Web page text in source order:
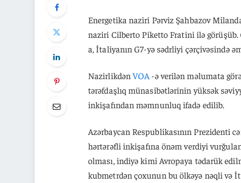
Energetika naziri Pərviz Şahbazov
naziri Cilberto Piketto Fratini ilə görüşüb.
a, İtaliyanın G7-yə sədrliyi çərçivəsində
NazirlikdənVOA -ə verilən məlumata
tərəfdaşlıq münasibətlərinin yüksək
inkişafından məmnunluq ifadə edilib.
Azərbaycan Respublikasının
hərtərəfli inkişafına önəm verdiyi
olması, indiyə kimi Avropaya tədarük
kubmetrdən çoxunun bu ölkəyə nəqli və